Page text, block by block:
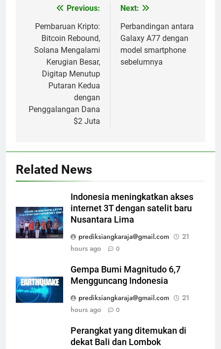
navigation
Previous:
Pembaruan Kripto:
Bitcoin Rebound,
Solana Mengalami
Kerugian Besar,
Digitap Menutup
Putaran Kedua
dengan
Penggalangan Dana
$2 Juta
Next:
Perbandingan antara
Galaxy A77 dengan
model smartphone
sebelumnya
Related News
Indonesia meningkatkan akses
internet 3T dengan satelit baru
Nusantara Lima
prediksiangkaraja@gmail.com
21
hours ago
0
Gempa Bumi Magnitudo 6,7
Mengguncang Indonesia
prediksiangkaraja@gmail.com
21
hours ago
0
Perangkat yang ditemukan di
dekat Bali dan Lombok